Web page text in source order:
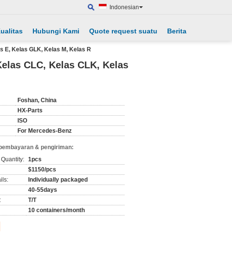
Indonesian
Hubungi Kami Quote request suatu Berita
E, Kelas GLK, Kelas M, Kelas R
CLC, Kelas CLK, Kelas
Foshan, China
HX-Parts
ISO
For Mercedes-Benz
& pengiriman:
1pcs
$1150/pcs
Individually packaged
40-55days
T/T
10 containers/month